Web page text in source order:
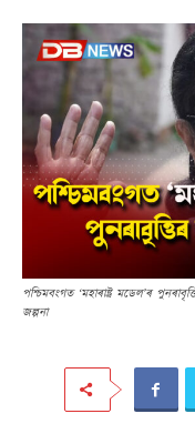
পশ্চিমবংগত ‘মহাৰাষ্ট্ৰ মডেল’ৰ
জল্পনা